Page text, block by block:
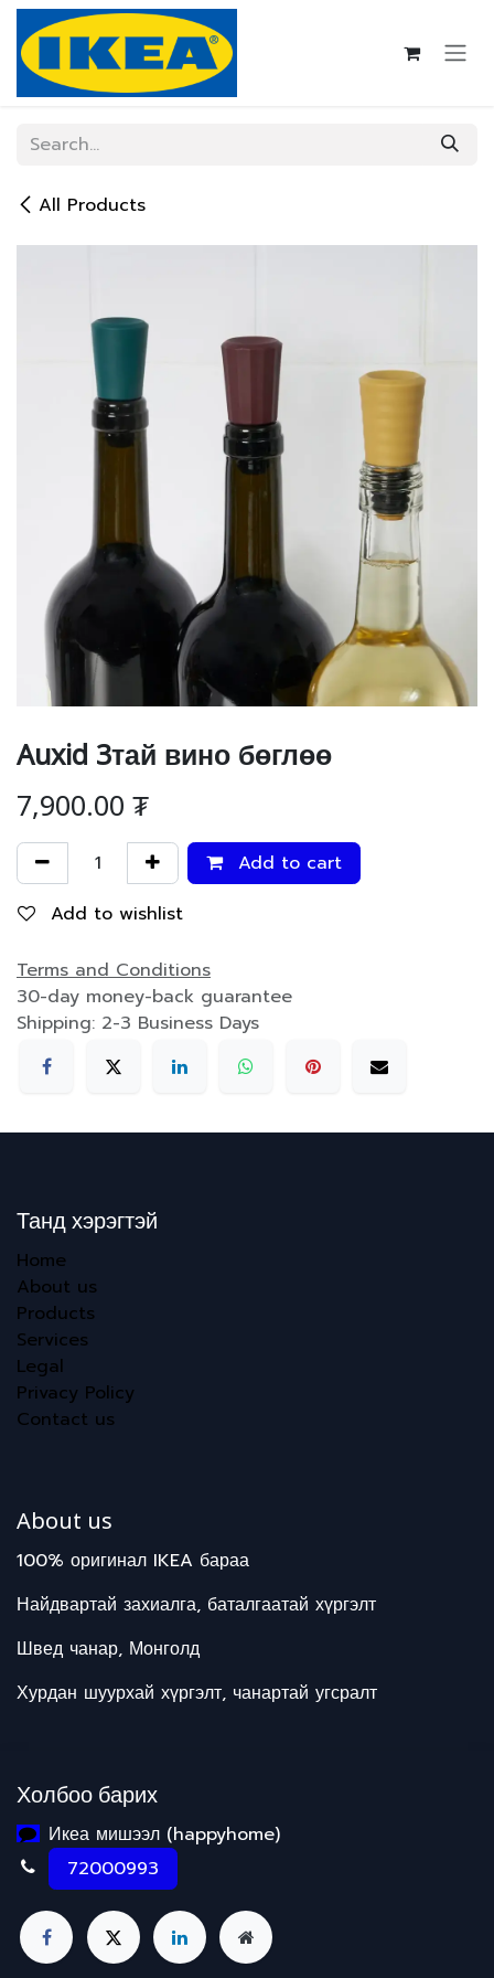
Skip to Content
All Products
Auxid 3тай вино бөглөө
7,900.00₮
Add to cart
Add to wishlist
Terms and Conditions
30-day money-back guarantee
Shipping: 2-3 Business Days
Танд хэрэгтэй
Home
About us
Products
Services
Legal
Privacy Policy
Contact us
About us
100% оригинал IKEA бараа
Найдвартай захиалга, баталгаатай хүргэлт
Швед чанар, Монголд
Хурдан шуурхай хүргэлт, чанартай угсралт
Холбоо барих
Икеа мишээл (happyhome)
72000993